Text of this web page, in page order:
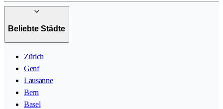
Beliebte Städte
Zürich
Genf
Lausanne
Bern
Basel